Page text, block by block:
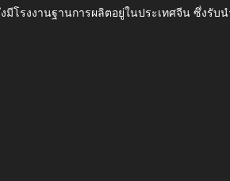
มีโรงงานฐานการผลิตอยู่ในประเทศจีน ซึ่งรั